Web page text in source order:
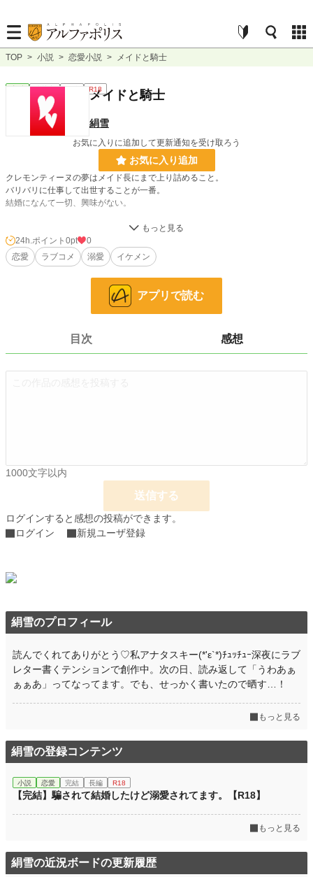
TOP > 小説 > 恋愛小説 > メイドと騎士
連載中 R18
メイドと騎士
絹雪
お気に入りに追加して更新通知を受け取ろう
お気に入り追加
クレモンティーヌの夢はメイド長にまで上り詰めること。
バリバリに仕事して出世することが一番。
結婚になんて一切、興味がない。
しかし、なぜかグレナディエ王国‘’結婚したい男No. 1‘’近衛隊第二部隊団長カシ
ス・ロンガンに結婚を申し込まれてしまう。
もちろん、すぐに断ったクレモンティーヌだったが。
諦めの悪いカシスにロックオンされてしまって……！？
結婚したくないメイドと結婚したい騎士の攻防戦開幕！！
グレナディエ王国第二弾です( ´ ▽ ` )✨
始まりは、リルがお城へ来る前の時間へと遡ります。
小説 228,833 位 / 228,833 件
文字数 21,085
初回公開日時 2022.05.08 14:47
累計ポイント 15,426 pt (80,212 位)
24h.ポイント 0pt
0
恋愛
ラブコメ 溺愛 イケメン
アプリで読む
目次 感想
1000文字以内
送信する
ログインすると感想の投稿ができます。
ログイン
新規ユーザ登録
絹雪のプロフィール
読んでくれてありがとう♡私アナタスキー(*'ε`*)ﾁｭｯﾁｭｰ深夜にラブ
レター書くテンションで創作中。次の日、読み返して「うわあぁ
ぁぁあ」ってなってます。でも、せっかく書いたので晒す…！
もっと見る
絹雪の登録コンテンツ
小説 恋愛 完結 長編 R18
【完結】騙されて結婚したけど溺愛されてます。【R18】
もっと見る
絹雪の近況ボードの更新履歴